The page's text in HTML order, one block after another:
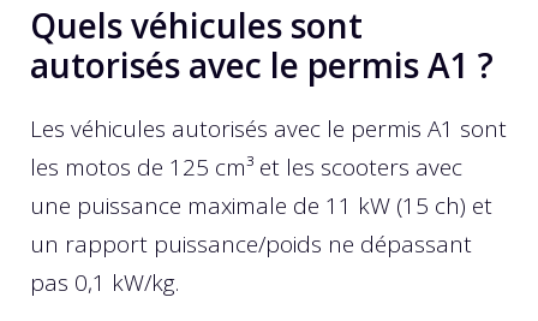
Quels véhicules sont
autorisés avec le permis A1 ?
Les véhicules autorisés avec le permis A1 sont
les motos de 125 cm³ et les scooters avec
une puissance maximale de 11 kW (15 ch) et
un rapport puissance/poids ne dépassant
pas 0,1 kW/kg.